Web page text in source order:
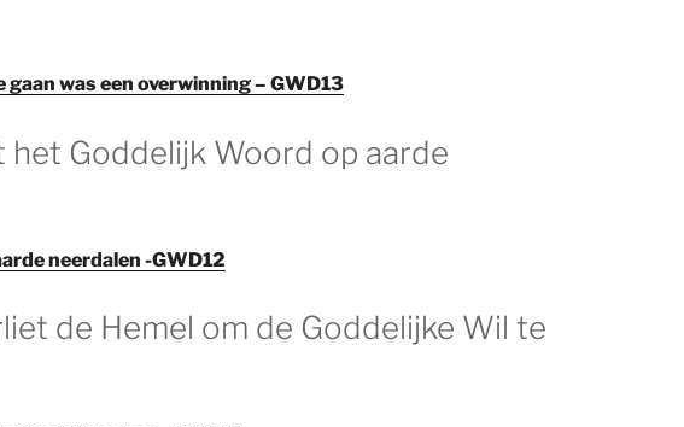
was een overwinning – GWD13
het Goddelijk Woord op aarde
neerdalen -GWD12
de Hemel om de Goddelijke Wil te